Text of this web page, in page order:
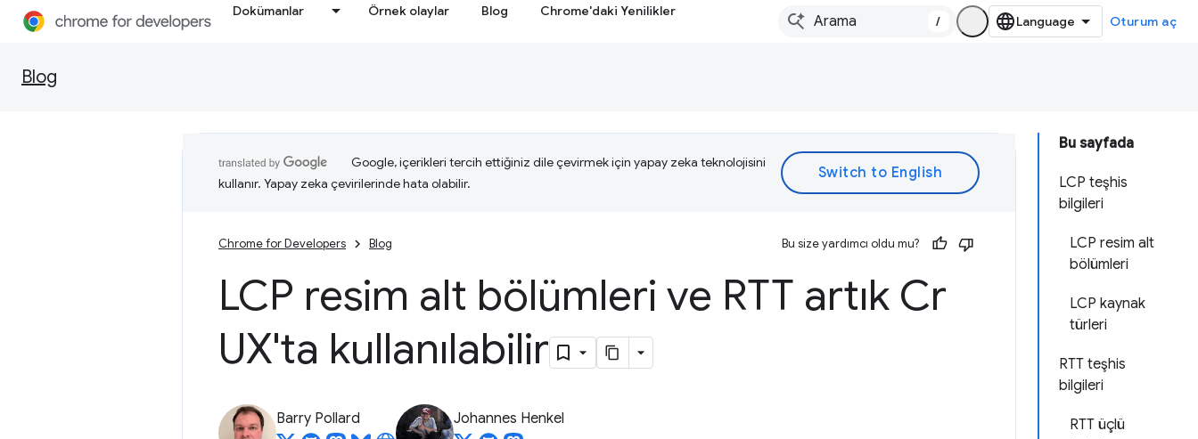
Dokümanlar Örnek olaylar Blog Chrome'daki Yenilikler
/ Oturum aç
Blog
Bu sayfada
LCP teşhis
bilgileri
LCP resim alt
bölümleri
LCP kaynak
türleri
RTT teşhis
bilgileri
RTT üçlü
Google, içerikleri tercih ettiğiniz dile çevirmek için yapay zeka teknolojisini
kullanır. Yapay zeka çevirilerinde hata olabilir.
Chrome for Developers Blog Bu size yardımcı oldu mu?
LCP resim alt bölümleri ve RTT artık Cr
UX'ta kullanılabilir
Barry Pollard Johannes Henkel